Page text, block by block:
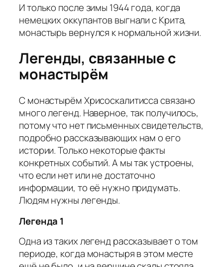
И только после зимы 1944 года, когда
немецких оккупантов выгнали с Крита,
монастырь вернулся к нормальной жизни.
Легенды, связанные с
монастырём
C монастырём Хрисоскалитисса связано
много легенд. Наверное, так получилось,
потому что нет письменных свидетельств,
подробно рассказывающих нам о его
истории. Только некоторые факты
конкретных событий. А мы так устроены,
что если нет или не достаточно
информации, то её нужно придумать.
Людям нужны легенды.
Легенда 1
Одна из таких легенд рассказывает о том
периоде, когда монастыря в этом месте